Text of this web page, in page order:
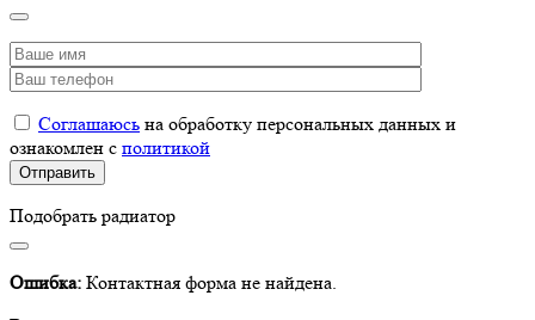
Соглашаюсь на обработку персональных данных и
ознакомлен с политикой
Подобрать радиатор
Ошибка: Контактная форма не найдена.